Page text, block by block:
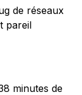
de réseaux
pareil
minutes de